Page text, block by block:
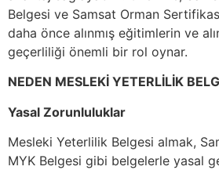
Belgesi ve Samsat Orman
daha önce alınmış eğitimlerin ve
geçerliliği önemli bir rol oynar.
NEDEN MESLEKİ YETERLİLİK
Yasal Zorunluluklar
Mesleki Yeterlilik Belgesi almak,
MYK Belgesi gibi belgelerle yasal